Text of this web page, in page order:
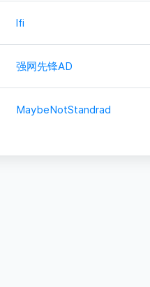
lfi
强网先锋AD
MaybeNotStandrad